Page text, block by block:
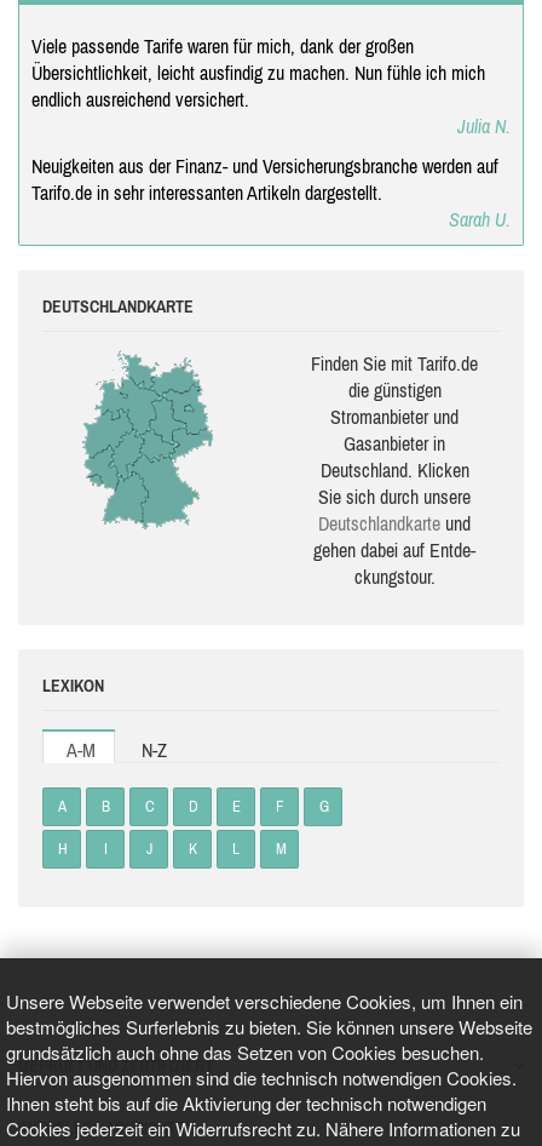
Unsere Webseite verwendet verschiedene Cookies, um Ihnen ein
bestmögliches Surferlebnis zu bieten. Sie können unsere Webseite
grundsätzlich auch ohne das Setzen von Cookies besuchen.
Hiervon ausgenommen sind die technisch notwendigen Cookies.
Ihnen steht bis auf die Aktivierung der technisch notwendigen
Cookies jederzeit ein Widerrufsrecht zu. Nähere Informationen zu
Viele passende Tarife waren für mich, dank der großen
Übersichtlichkeit, leicht ausfindig zu machen. Nun fühle ich mich
endlich ausreichend versichert.
Julia N.
Neuigkeiten aus der Finanz- und Versicherungsbranche werden auf
Tarifo.de in sehr interessanten Artikeln dargestellt.
Sarah U.
DEUTSCHLANDKARTE
Finden Sie mit Tarifo.de
die güns­ti­gen
Stromanbieter und
Gasanbieter in
Deutschland. Klicken
Sie sich durch unsere
Deutsch­land­karte und
gehen dabei auf Ent­de­
ckungs­tour.
LEXIKON
A-M N-Z
A B C D E F G
H I J K L M
GEPRÜFT UND ZERTIFIZIERT
AKTUELLE NACHRICHTEN